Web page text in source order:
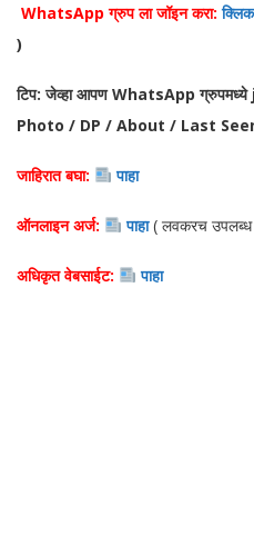
WhatsApp ग्रुप ला जॉइन करा:
)
टिप: जेव्हा आपण WhatsApp ग्रुपमध्ये
Photo / DP / About / Last Seen
जाहिरात बघा: पाहा
ऑनलाइन अर्ज: पाहा( लवकरच उपलब्ध
अधिकृत वेबसाईट: पाहा